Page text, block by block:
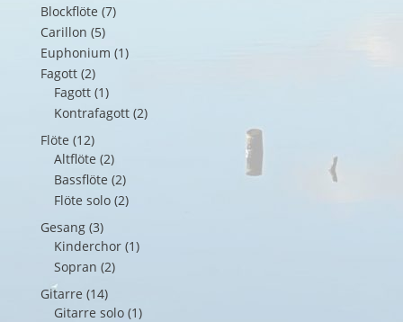
Blockflöte (7)
Carillon (5)
Euphonium (1)
Fagott (2)
Fagott (1)
Kontrafagott (2)
Flöte (12)
Altflöte (2)
Bassflöte (2)
Flöte solo (2)
Gesang (3)
Kinderchor (1)
Sopran (2)
Gitarre (14)
Gitarre solo (1)